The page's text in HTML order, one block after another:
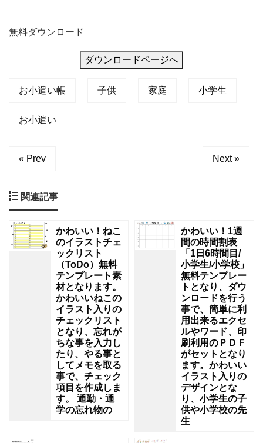
無料ダウンロード
ダウンロードページへ
お小遣い帳 子供 家庭 小学生
お小遣い
« Prev Next »
関連記事
かわいい！ねこ
のイラストチェ
ックリスト
（ToDo）無料
テンプレート素
材となります。
かわいいねこの
イラスト入りの
チェックリスト
となり、忘れが
ちな事を入力し
たり、やる事と
してメモを取る
事で、チェック
項目を作成しま
す。 通勤・通
学の忘れ物の
かわいい！1週
間の時間割表
「1日6時間目/
小学生/小学校」
無料テンプレー
トとなり、ダウ
ンロードを行う
事で、簡単に利
用出来るエクセ
ルやワード、印
刷利用のＰＤＦ
がセットとなり
ます。かわいい
イラスト入りの
デザインとな
り、小学生の子
供や小学校の先
生